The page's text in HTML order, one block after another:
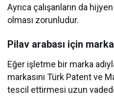
Ayrıca çalışanların da
olması zorunludur.
Pilav arabası için
Eğer işletme bir marka
markasını Türk Patent ve
tescil ettirmesi uzun